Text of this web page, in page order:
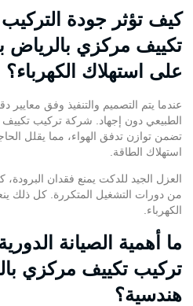
كيف تؤثر جودة
تكييف مركزي بالرياض
على استهلاك الكهرباء؟
عندما يتم التصميم والتنفيذ وفق
الطبيعي دون إجهاد. شركة تركيب تكييف
تضمن توازن تدفق الهواء، مما يقلل
استهلاك الطاقة.
العزل الجيد للدكت يمنع فقدان البرودة،
من دورات التشغيل المتكررة. كل ذلك
الكهرباء.
ما أهمية الصيانة
تركيب تكييف مركزي
هندسية؟